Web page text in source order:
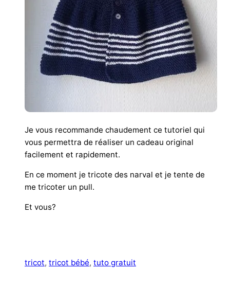
Je vous recommande chaudement ce tutoriel qui
vous permettra de réaliser un cadeau original
facilement et rapidement.
En ce moment je tricote des narval et je tente de
me tricoter un pull.
Et vous?
tricot, tricot bébé, tuto gratuit